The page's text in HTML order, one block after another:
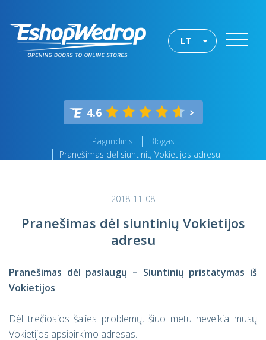
LT
4.6
Pagrindinis
Blogas
Pranešimas dėl siuntinių Vokietijos adresu
2018-11-08
Pranešimas dėl siuntinių Vokietijos
adresu
Pranešimas dėl paslaugų – Siuntinių pristatymas iš
Vokietijos
Dėl trečiosios šalies problemų, šiuo metu neveikia mūsų
Vokietijos apsipirkimo adresas.